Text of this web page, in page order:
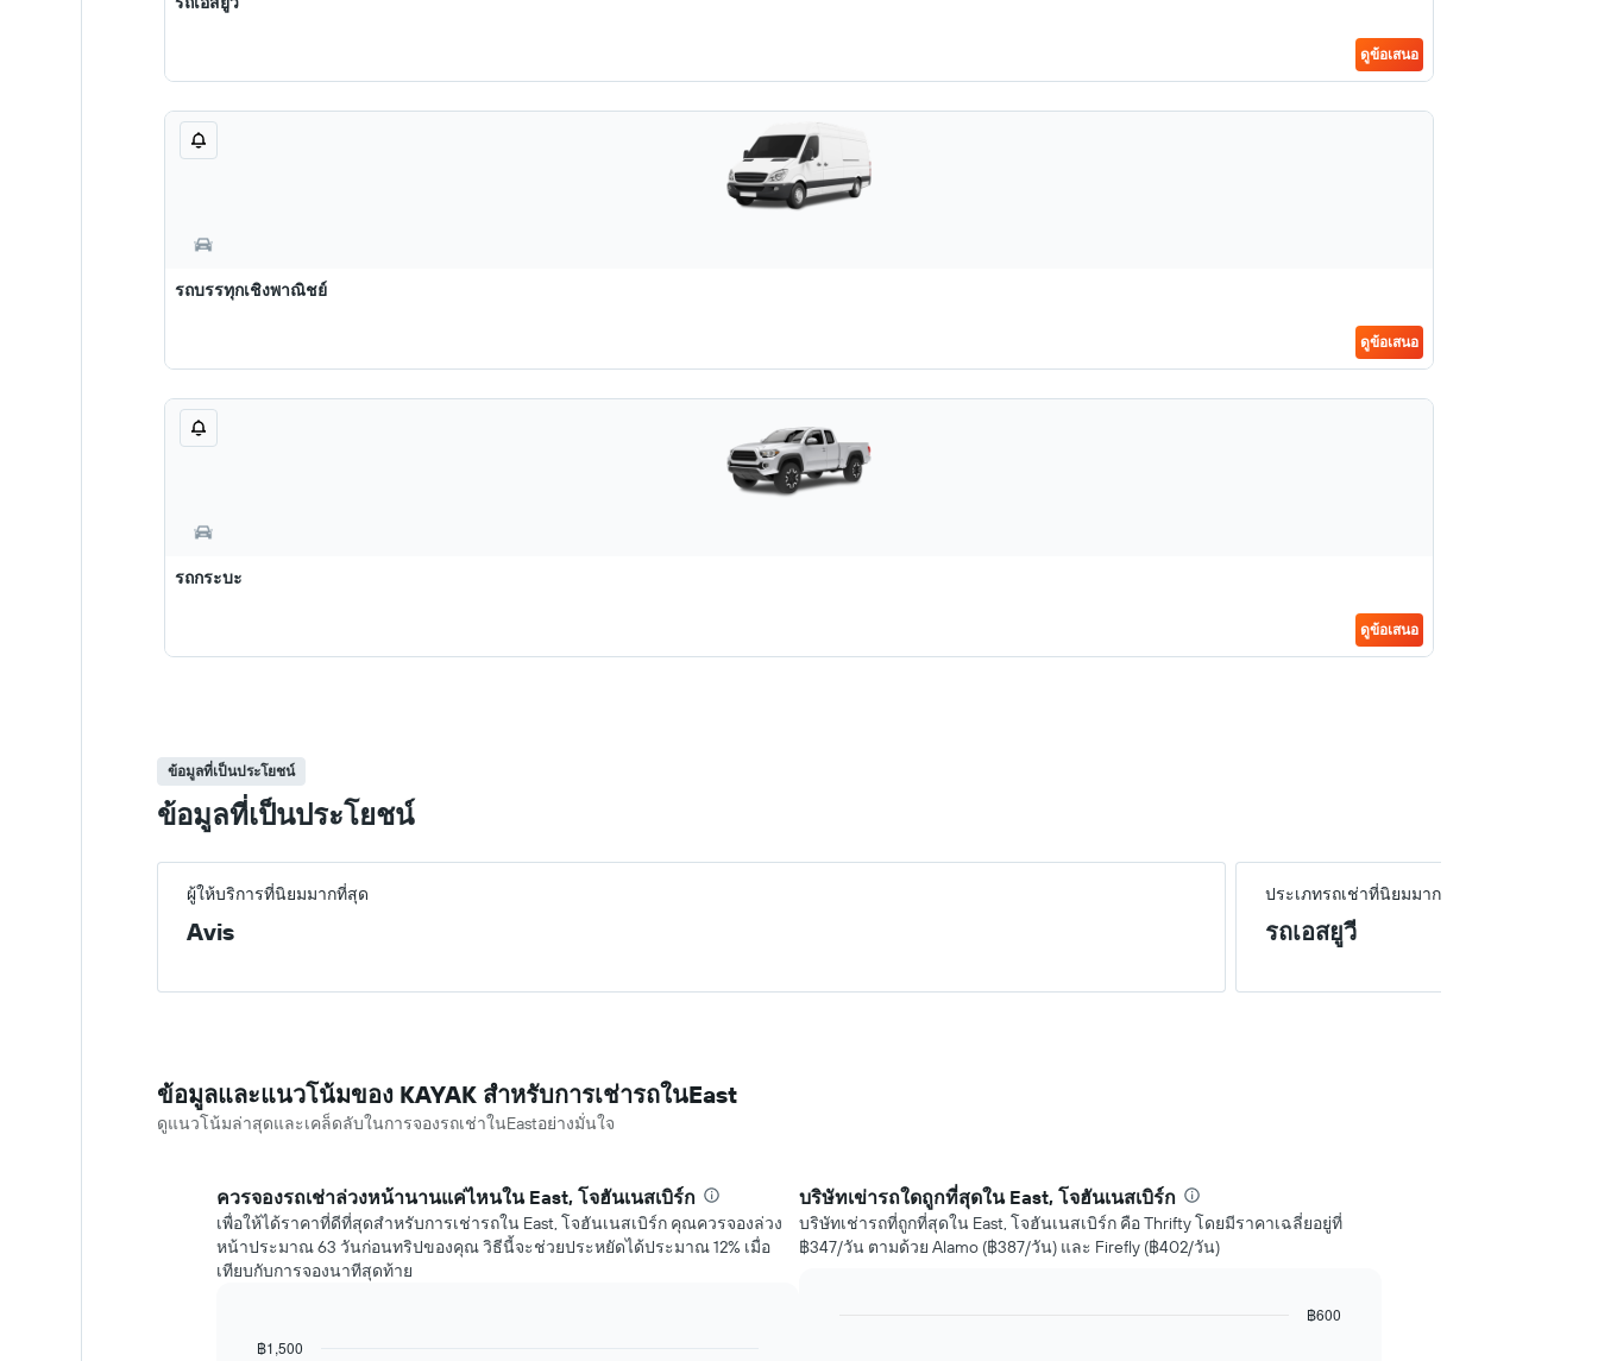
ดูข้อเสนอ
รถบรรทุกเชิงพาณิชย์
ดูข้อเสนอ
รถกระบะ
ดูข้อเสนอ
ข้อมูลที่เป็นประโยชน์
ข้อมูลที่เป็นประโยชน์
ผู้ให้บริการที่นิยมมากที่สุด ประเภทรถเช่าที่นิยมมากที่สุด
Avis รถเอสยูวี
ข้อมูลและแนวโน้มของ KAYAK สำหรับการเช่ารถในEast
ดูแนวโน้มล่าสุดและเคล็ดลับในการจองรถเช่าในEastอย่างมั่นใจ
ควรจองรถเช่าล่วงหน้านานแค่ไหนใน East, โจฮันเนสเบิร์ก
เพื่อให้ได้ราคาที่ดีที่สุดสำหรับการเช่ารถใน East, โจฮันเนสเบิร์ก คุณควรจองล่วง
หน้าประมาณ 63 วันก่อนทริปของคุณ วิธีนี้จะช่วยประหยัดได้ประมาณ 12% เมื่อ
เทียบกับการจองนาทีสุดท้าย
Line
Chart
฿1,500
บริษัทเข่ารถใดถูกที่สุดใน East, โจฮันเนสเบิร์ก
บริษัทเช่ารถที่ถูกที่สุดใน East, โจฮันเนสเบิร์ก คือ Thrifty โดยมีราคาเฉลี่ยอยู่ที่
฿347/วัน ตามด้วย Alamo (฿387/วัน) และ Firefly (฿402/วัน)
฿600